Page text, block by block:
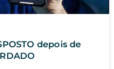
depois de